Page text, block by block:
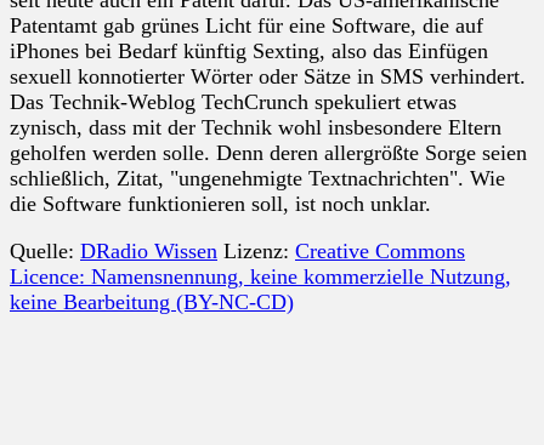
Patentamt gab grünes Licht für eine Software, die auf
iPhones bei Bedarf künftig Sexting, also das Einfügen
sexuell konnotierter Wörter oder Sätze in SMS verhindert.
Das Technik-Weblog TechCrunch spekuliert etwas
zynisch, dass mit der Technik wohl insbesondere Eltern
geholfen werden solle. Denn deren allergrößte Sorge seien
schließlich, Zitat, "ungenehmigte Textnachrichten". Wie
die Software funktionieren soll, ist noch unklar.
Quelle: DRadio Wissen Lizenz: Creative Commons
Licence: Namensnennung, keine kommerzielle Nutzung,
keine Bearbeitung (BY-NC-CD)